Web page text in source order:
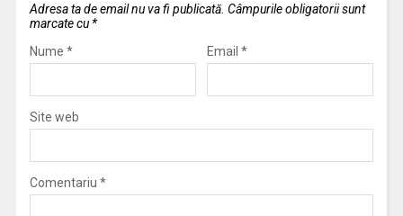
Adresa ta de email nu va fi publicată. Câmpurile obligatorii sunt
marcate cu *
Nume * Email *
Site web
Comentariu *